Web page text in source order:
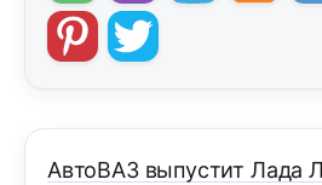
АвтоВАЗ выпустит Лада